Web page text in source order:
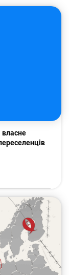
власне